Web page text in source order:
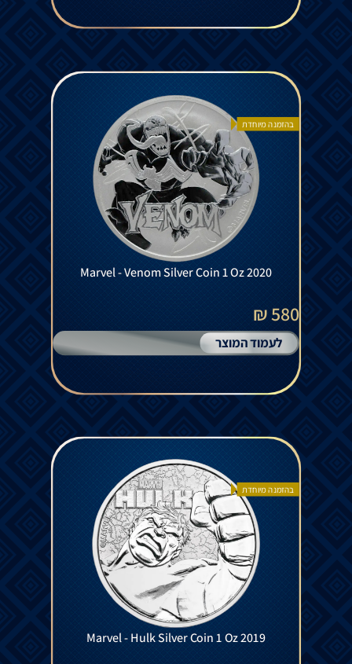
בהזמנה מיוחדת
Marvel - Venom Silver Coin 1 Oz 2020
580 ₪
לעמוד המוצר
בהזמנה מיוחדת
Marvel - Hulk Silver Coin 1 Oz 2019